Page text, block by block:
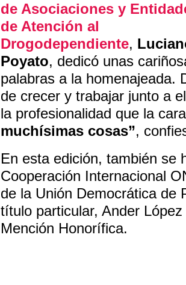
de Asociaciones y
de Atención al
Drogodependiente,
Poyato, dedicó unas
palabras a la homenajeada.
de crecer y trabajar junto a
la profesionalidad que la
muchísimas cosas”,
En esta edición, también se
Cooperación Internacional
de la Unión Democrática de
título particular, Ander
Mención Honorífica.